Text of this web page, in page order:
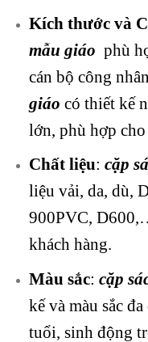
Kích thước và
mẫu giáo phù
cán bộ công
giáo có thiết kế
lớn, phù hợp
Chất liệu: cặp
liệu vải, da, dù,
900PVC,
khách hàng.
Màu sắc: cặp
kế và màu sắc
tuổi, sinh động